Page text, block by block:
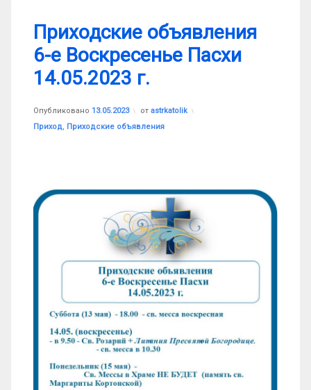
Приходские объявления
6-е Воскресенье Пасхи
14.05.2023 г.
Опубликовано 13.05.2023
Обновлено на
от astrkatolik
Рубрики:
Приход, Приходские объявления